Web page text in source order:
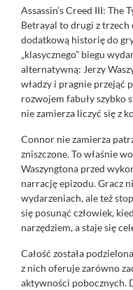
Assassin’s Creed III: The
Betrayal to drugi z trzech
dodatkową historię do
„klasycznego” biegu
alternatywną: Jerzy
władzy i pragnie przejąć
rozwojem fabuły szybko
nie zamierza liczyć się z
Connor nie zamierza
zniszczone. To właśnie
Waszyngtona przed
narrację epizodu. Gracz
wydarzeniach, ale też
się posunąć człowiek,
narzędziem, a staje się
Całość została
z nich oferuje zarówno
aktywności pobocznych.